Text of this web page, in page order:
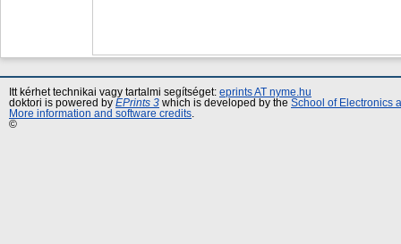
Itt kérhet technikai vagy tartalmi segítséget: eprints AT nyme.hu
doktori is powered by EPrints 3 which is developed by the School of Electronics
More information and software credits
©